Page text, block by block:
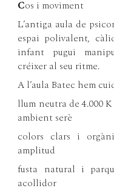
Cos i moviment
L’antiga aula de
espai polivalent,
infant pugui
créixer al seu ritme.
A l’aula Batec hem
llum neutra de 4.000
ambient serè
colors clars i
amplitud
fusta natural i
acollidor